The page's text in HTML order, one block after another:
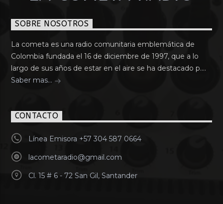
SOBRE NOSOTROS
La cometa es una radio comunitaria emblemática de
Colombia fundada el 16 de diciembre de 1997, que a lo
largo de sus años de estar en el aire se ha destacado p....
Saber mas...
CONTACTO
Línea Emisora +57 304 587 0664
lacometaradio@gmail.com
Cl. 15 # 6 - 72 San Gil, Santander